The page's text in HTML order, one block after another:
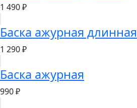
1 490 ₽
Баска ажурная длинная
1 290 ₽
Баска ажурная
990 ₽